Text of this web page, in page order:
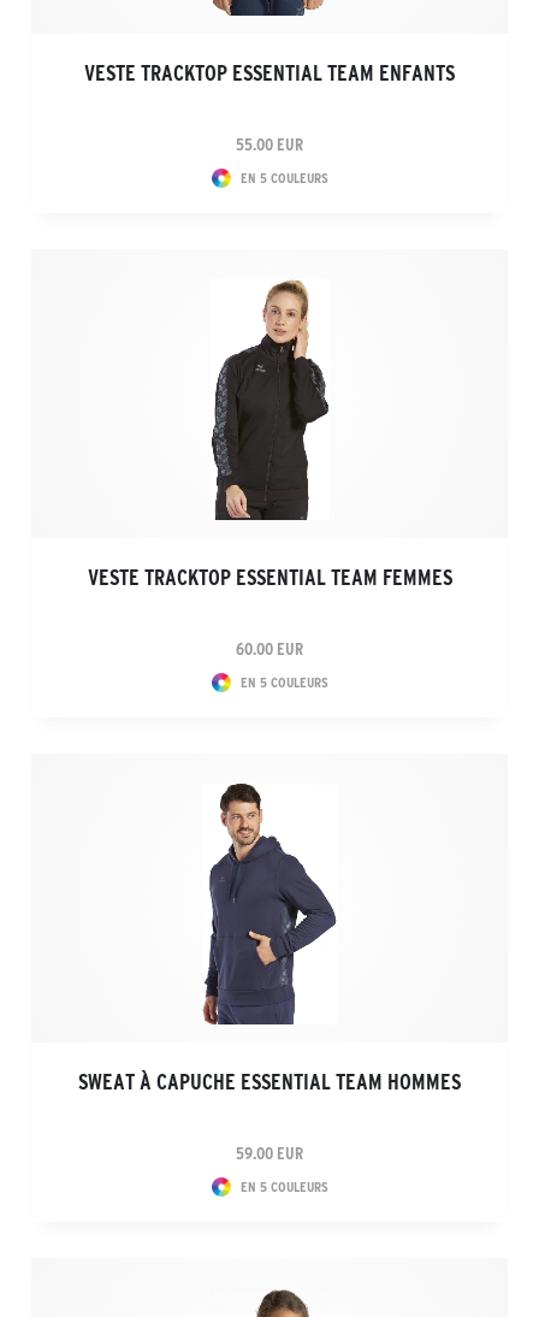
VESTE TRACKTOP ESSENTIAL TEAM ENFANTS
55.00 EUR
EN 5 COULEURS
VESTE TRACKTOP ESSENTIAL TEAM FEMMES
60.00 EUR
EN 5 COULEURS
SWEAT À CAPUCHE ESSENTIAL TEAM HOMMES
59.00 EUR
EN 5 COULEURS